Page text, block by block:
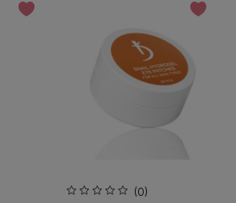
(0)